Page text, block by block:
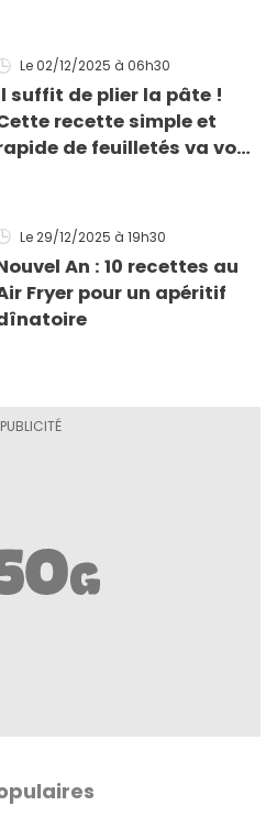
Le 02/12/2025 à 06h30
suffit de plier la pâte !
recette simple et
de feuilletés va vous
Le 29/12/2025 à 19h30
An : 10 recettes au
Fryer pour un apéritif